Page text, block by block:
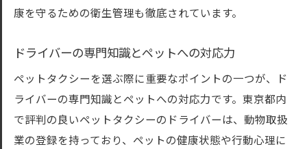
康を守るための衛生管理も徹底されています。
ドライバーの専門知識とペットへの対応力
ペットタクシーを選ぶ際に重要なポイントの一つが、ド
ライバーの専門知識とペットへの対応力です。東京都内
で評判の良いペットタクシーのドライバーは、動物取扱
業の登録を持っており、ペットの健康状態や行動心理に